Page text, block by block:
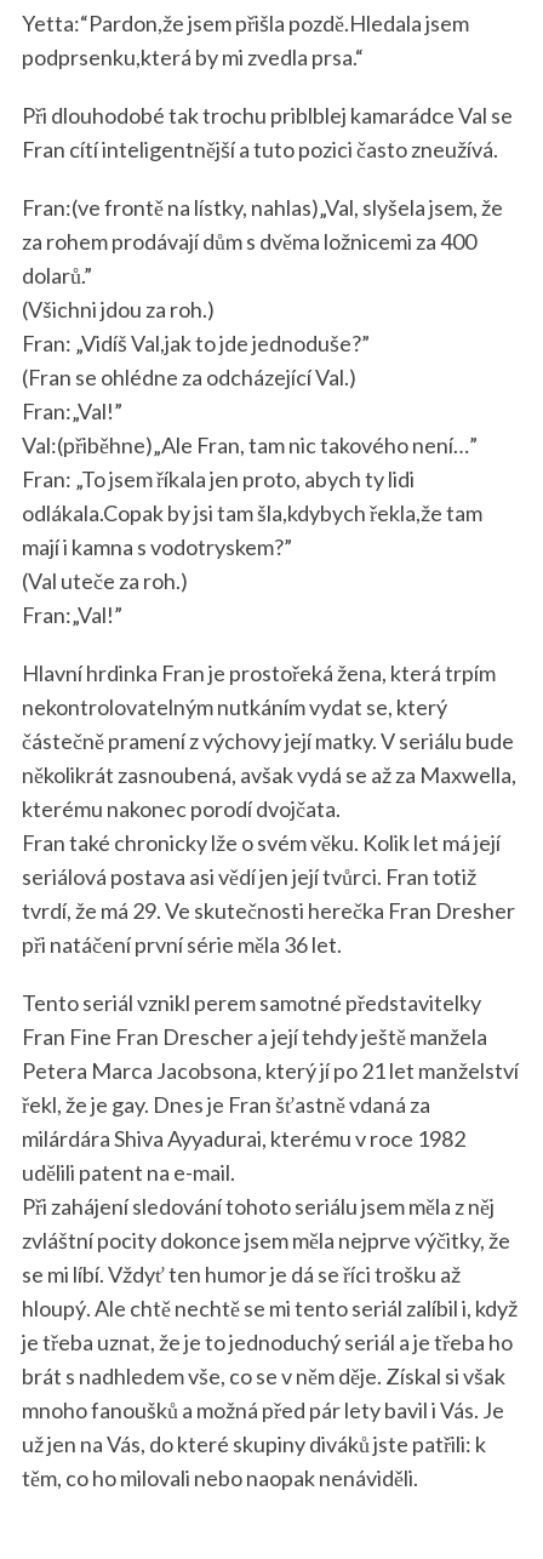
Yetta:“Pardon,že jsem přišla pozdě.Hledala jsem
podprsenku,která by mi zvedla prsa.“
Při dlouhodobé tak trochu priblblej kamarádce Val se
Fran cítí inteligentnější a tuto pozici často zneužívá.
Fran:(ve frontě na lístky, nahlas)„Val, slyšela jsem, že
za rohem prodávají dům s dvěma ložnicemi za 400
dolarů.”
(Všichni jdou za roh.)
Fran: „Vidíš Val,jak to jde jednoduše?”
(Fran se ohlédne za odcházející Val.)
Fran:„Val!”
Val:(přiběhne)„Ale Fran, tam nic takového není…”
Fran: „To jsem říkala jen proto, abych ty lidi
odlákala.Copak by jsi tam šla,kdybych řekla,že tam
mají i kamna s vodotryskem?”
(Val uteče za roh.)
Fran:„Val!”
Hlavní hrdinka Fran je prostořeká žena, která trpím
nekontrolovatelným nutkáním vydat se, který
částečně pramení z výchovy její matky. V seriálu bude
několikrát zasnoubená, avšak vydá se až za Maxwella,
kterému nakonec porodí dvojčata.
Fran také chronicky lže o svém věku. Kolik let má její
seriálová postava asi vědí jen její tvůrci. Fran totiž
tvrdí, že má 29. Ve skutečnosti herečka Fran Dresher
při natáčení první série měla 36 let.
Tento seriál vznikl perem samotné představitelky
Fran Fine Fran Drescher a její tehdy ještě manžela
Petera Marca Jacobsona, který jí po 21 let manželství
řekl, že je gay. Dnes je Fran šťastně vdaná za
milárdára Shiva Ayyadurai, kterému v roce 1982
udělili patent na e-mail.
Při zahájení sledování tohoto seriálu jsem měla z něj
zvláštní pocity dokonce jsem měla nejprve výčitky, že
se mi líbí. Vždyť ten humor je dá se říci trošku až
hloupý. Ale chtě nechtě se mi tento seriál zalíbil i, když
je třeba uznat, že je to jednoduchý seriál a je třeba ho
brát s nadhledem vše, co se v něm děje. Získal si však
mnoho fanoušků a možná před pár lety bavil i Vás. Je
už jen na Vás, do které skupiny diváků jste patřili: k
těm, co ho milovali nebo naopak nenáviděli.